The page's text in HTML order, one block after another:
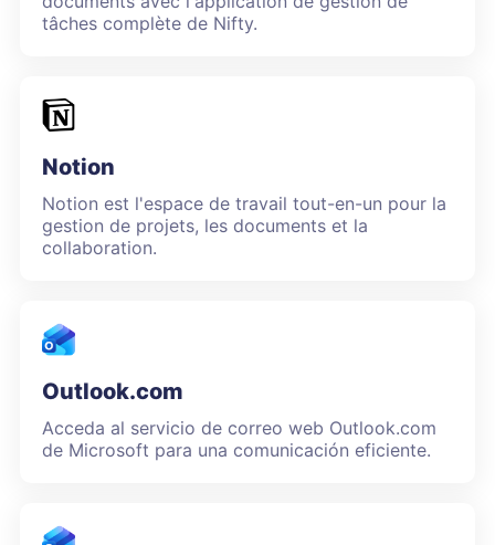
tâches complète de Nifty.
Notion
Notion est l'espace de travail tout-en-un pour la
gestion de projets, les documents et la
collaboration.
Outlook.com
Acceda al servicio de correo web Outlook.com
de Microsoft para una comunicación eficiente.